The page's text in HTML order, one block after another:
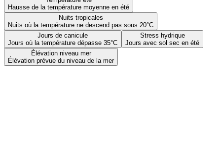
Hausse de la température moyenne en été
Nuits tropicales
Nuits où la température ne descend pas sous 20°C
Jours de canicule
Jours où la température dépasse 35°C
Stress hydrique
Jours avec sol sec en été
Élévation niveau mer
Élévation prévue du niveau de la mer